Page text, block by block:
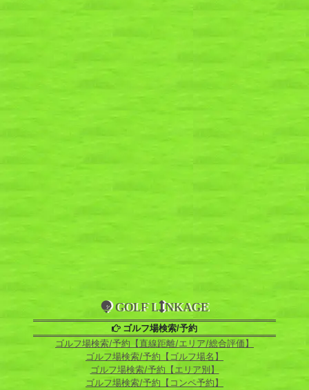
GOLF L NKAGE
ゴルフ場検索/予約
ゴルフ場検索/予約【直線距離/エリア/総合評価】
ゴルフ場検索/予約【ゴルフ場名】
ゴルフ場検索/予約【エリア別】
ゴルフ場検索/予約【コンペ予約】